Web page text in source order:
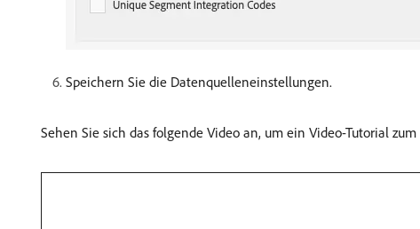
Speichern Sie die Datenquelleneinstellungen.
Sehen Sie sich das folgende Video an, um ein Video-Tutorial